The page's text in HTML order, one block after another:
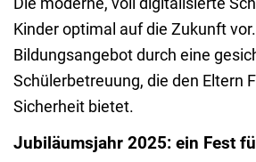
Kinder optimal auf die Zukunft
Bildungsangebot durch eine
Schülerbetreuung, die den Eltern
Sicherheit bietet.
Jubiläumsjahr 2025: ein Fest